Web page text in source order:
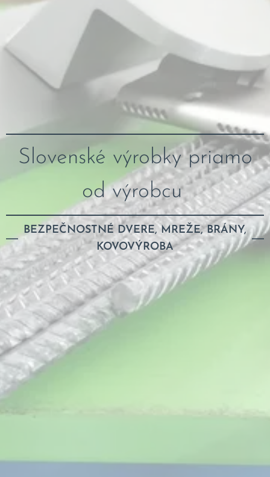
Slovenské výrobky priamo
od výrobcu
BEZPEČNOSTNÉ DVERE, MREŽE, BRÁNY,
KOVOVÝROBA